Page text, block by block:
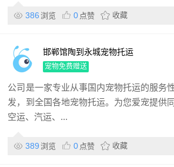
386 浏览 0 点赞 收藏
邯郸馆陶到永城宠物托运
宠物免费赠送
公司是一家专业从事国内宠物托运的服务
发，到全国各地宠物托运。为您爱宠提供
空运、汽运、...
389 浏览 0 点赞 收藏